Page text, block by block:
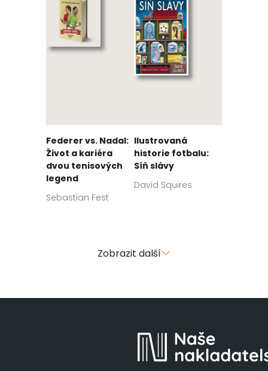
Federer vs. Nadal:
Život a kariéra
dvou tenisových
legend
Sebastian Fest
Ilustrovaná
historie fotbalu:
Síň slávy
David Squires
Zobrazit další